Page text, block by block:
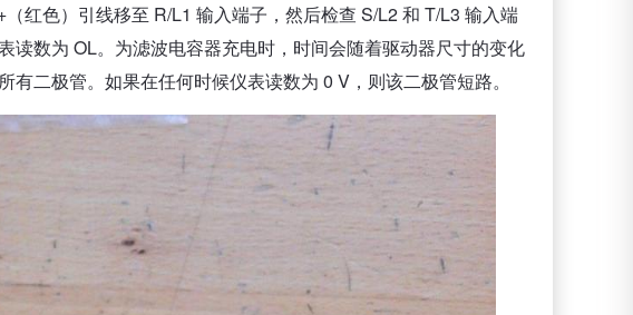
红色）引线移至 R/L1 输入端子，然后检查 S/L2 和 T/L3 输入端
读数为 OL。为滤波电容器充电时，时间会随着驱动器尺寸的变化
二极管。如果在任何时候仪表读数为 0 V，则该二极管短路。